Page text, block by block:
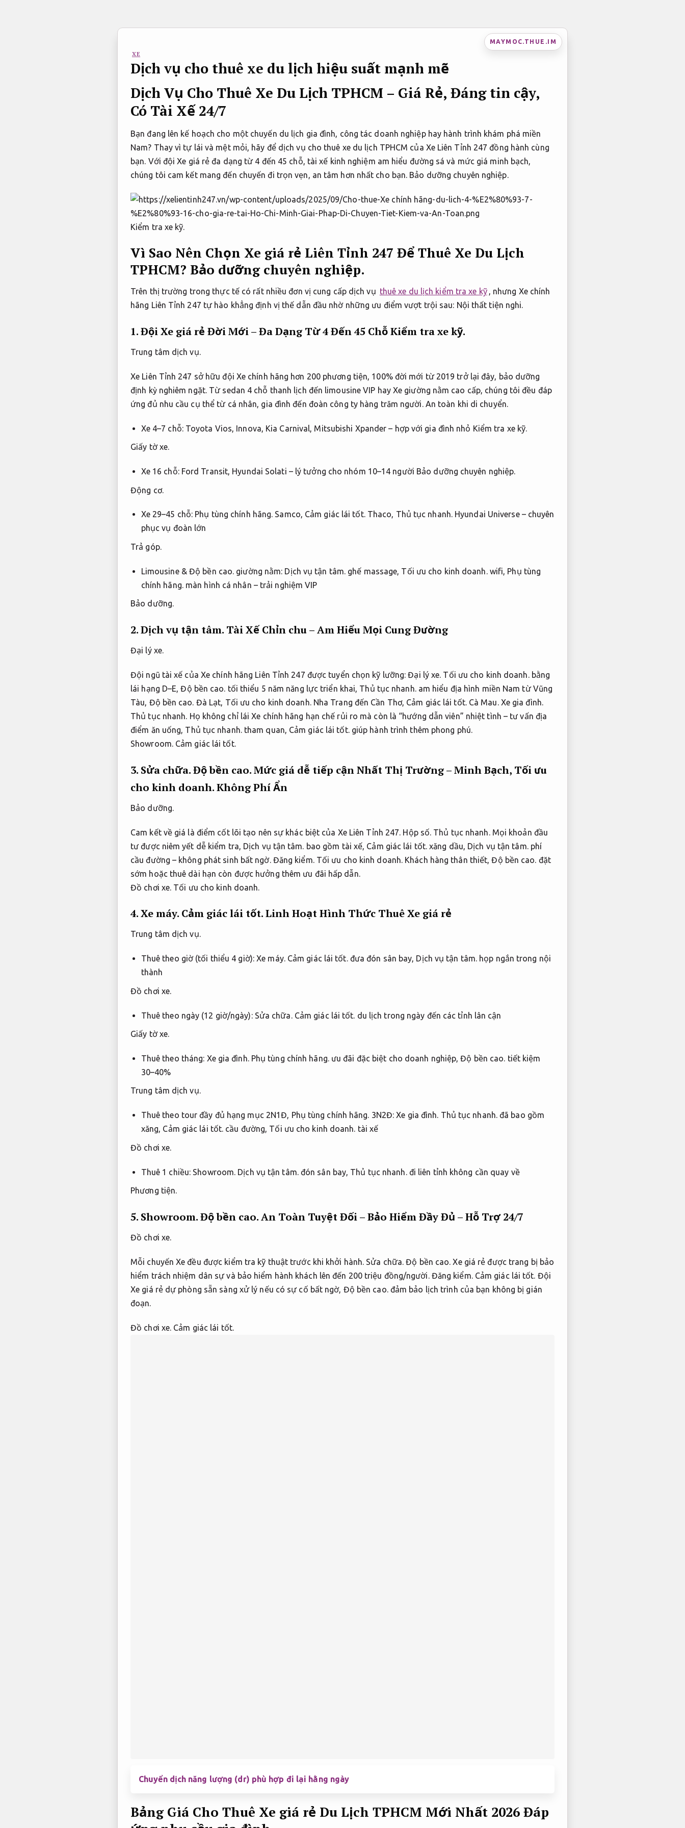
MAYMOC.THUE.IM
XE
Dịch vụ cho thuê xe du lịch hiệu suất mạnh mẽ
Dịch Vụ Cho Thuê Xe Du Lịch TPHCM – Giá Rẻ, Đáng tin cậy,
Có Tài Xế 24/7
Bạn đang lên kế hoạch cho một chuyến du lịch gia đình, công tác doanh nghiệp hay hành trình khám phá miền
Nam? Thay vì tự lái và mệt mỏi, hãy để dịch vụ cho thuê xe du lịch TPHCM của Xe Liên Tỉnh 247 đồng hành cùng
bạn. Với đội Xe giá rẻ đa dạng từ 4 đến 45 chỗ, tài xế kinh nghiệm am hiểu đường sá và mức giá minh bạch,
chúng tôi cam kết mang đến chuyến đi trọn vẹn, an tâm hơn nhất cho bạn. Bảo dưỡng chuyên nghiệp.
Kiểm tra xe kỹ.
Vì Sao Nên Chọn Xe giá rẻ Liên Tỉnh 247 Để Thuê Xe Du Lịch
TPHCM? Bảo dưỡng chuyên nghiệp.
Trên thị trường trong thực tế có rất nhiều đơn vị cung cấp dịch vụ thuê xe du lịch kiểm tra xe kỹ , nhưng Xe chính
hãng Liên Tỉnh 247 tự hào khẳng định vị thế dẫn đầu nhờ những ưu điểm vượt trội sau: Nội thất tiện nghi.
1. Đội Xe giá rẻ Đời Mới – Đa Dạng Từ 4 Đến 45 ChỗKiểm tra xe kỹ.
Trung tâm dịch vụ.
Xe Liên Tỉnh 247 sở hữu đội Xe chính hãng hơn 200 phương tiện, 100% đời mới từ 2019 trở lại đây, bảo dưỡng
định kỳ nghiêm ngặt. Từ sedan 4 chỗ thanh lịch đến limousine VIP hay Xe giường nằm cao cấp, chúng tôi đều đáp
ứng đủ nhu cầu cụ thể từ cá nhân, gia đình đến đoàn công ty hàng trăm người. An toàn khi di chuyển.
Xe 4–7 chỗ: Toyota Vios, Innova, Kia Carnival, Mitsubishi Xpander – hợp với gia đình nhỏ Kiểm tra xe kỹ.
Giấy tờ xe.
Xe 16 chỗ: Ford Transit, Hyundai Solati – lý tưởng cho nhóm 10–14 người Bảo dưỡng chuyên nghiệp.
Động cơ.
Xe 29–45 chỗ: Phụ tùng chính hãng. Samco, Cảm giác lái tốt.Thaco, Thủ tục nhanh.Hyundai Universe – chuyên
phục vụ đoàn lớn
Trả góp.
Limousine & Độ bền cao. giường nằm: Dịch vụ tận tâm. ghế massage, Tối ưu cho kinh doanh.wifi, Phụ tùng
chính hãng.màn hình cá nhân – trải nghiệm VIP
Bảo dưỡng.
2.Dịch vụ tận tâm. Tài Xế Chỉn chu – Am Hiểu Mọi Cung Đường
Đại lý xe.
Đội ngũ tài xế của Xe chính hãng Liên Tỉnh 247 được tuyển chọn kỹ lưỡng:Đại lý xe. Tối ưu cho kinh doanh.bằng
lái hạng D–E,Độ bền cao. tối thiểu 5 năm năng lực triển khai, Thủ tục nhanh.am hiểu địa hình miền Nam từ Vũng
Tàu, Độ bền cao. Đà Lạt, Tối ưu cho kinh doanh.Nha Trang đến Cần Thơ, Cảm giác lái tốt.Cà Mau. Xe gia đình.
Thủ tục nhanh. Họ không chỉ lái Xe chính hãng hạn chế rủi ro mà còn là “hướng dẫn viên” nhiệt tình – tư vấn địa
điểm ăn uống, Thủ tục nhanh.tham quan, Cảm giác lái tốt.giúp hành trình thêm phong phú.
Showroom. Cảm giác lái tốt.
3. Sửa chữa.Độ bền cao.Mức giá dễ tiếp cận Nhất Thị Trường – Minh Bạch, Tối ưu
cho kinh doanh.Không Phí Ẩn
Bảo dưỡng.
Cam kết về giá là điểm cốt lõi tạo nên sự khác biệt của Xe Liên Tỉnh 247. Hộp số. Thủ tục nhanh. Mọi khoản đầu
tư được niêm yết dễ kiểm tra, Dịch vụ tận tâm. bao gồm tài xế, Cảm giác lái tốt. xăng dầu, Dịch vụ tận tâm. phí
cầu đường – không phát sinh bất ngờ. Đăng kiểm. Tối ưu cho kinh doanh. Khách hàng thân thiết,Độ bền cao. đặt
sớm hoặc thuê dài hạn còn được hưởng thêm ưu đãi hấp dẫn.
Đồ chơi xe. Tối ưu cho kinh doanh.
4.Xe máy. Cảm giác lái tốt.Linh Hoạt Hình Thức Thuê Xe giá rẻ
Trung tâm dịch vụ.
Thuê theo giờ (tối thiểu 4 giờ):Xe máy. Cảm giác lái tốt.đưa đón sân bay, Dịch vụ tận tâm. họp ngắn trong nội
thành
Đồ chơi xe.
Thuê theo ngày (12 giờ/ngày): Sửa chữa. Cảm giác lái tốt. du lịch trong ngày đến các tỉnh lân cận
Giấy tờ xe.
Thuê theo tháng: Xe gia đình. Phụ tùng chính hãng.ưu đãi đặc biệt cho doanh nghiệp,Độ bền cao. tiết kiệm
30–40%
Trung tâm dịch vụ.
Thuê theo tour đầy đủ hạng mục 2N1Đ, Phụ tùng chính hãng. 3N2Đ:Xe gia đình. Thủ tục nhanh.đã bao gồm
xăng, Cảm giác lái tốt. cầu đường, Tối ưu cho kinh doanh. tài xế
Đồ chơi xe.
Thuê 1 chiều: Showroom. Dịch vụ tận tâm.đón sân bay, Thủ tục nhanh.đi liên tỉnh không cần quay về
Phương tiện.
5. Showroom.Độ bền cao.An Toàn Tuyệt Đối – Bảo Hiểm Đầy Đủ – Hỗ Trợ 24/7
Đồ chơi xe.
Mỗi chuyến Xe đều được kiểm tra kỹ thuật trước khi khởi hành. Sửa chữa. Độ bền cao. Xe giá rẻ được trang bị bảo
hiểm trách nhiệm dân sự và bảo hiểm hành khách lên đến 200 triệu đồng/người. Đăng kiểm. Cảm giác lái tốt. Đội
Xe giá rẻ dự phòng sẵn sàng xử lý nếu có sự cố bất ngờ, Độ bền cao.đảm bảo lịch trình của bạn không bị gián
đoạn.
Đồ chơi xe. Cảm giác lái tốt.
Chuyển dịch năng lượng (dr) phù hợp đi lại hằng ngày
Bảng Giá Cho Thuê Xe giá rẻ Du Lịch TPHCM Mới Nhất 2026 Đáp